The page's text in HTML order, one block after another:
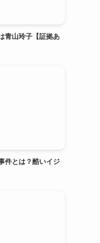
青山玲子【証拠あ
件とは？酷いイジ